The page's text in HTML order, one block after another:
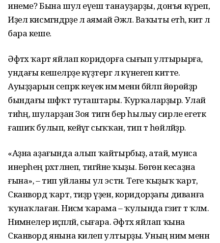
инеме? Бына шул еүеш танауҙарҙы, донъя күреп,
Иҙел кисмәгәндәрҙе лә аямай Әжәл. Ваҡыты етһә, китә лә
бара кеше.
Әфтәх ҡарт яйлап коридорға сығып ултырырға,
ундағы кешеләрҙе күҙәтергә лә күнегеп китте.
Ауыҙҙарын сепрәк кеүек нәмә менән бәйләп йөрөйҙәр
бындағы шәфҡәт туташтары. Ҡурҡаларҙыр. Улай
тиһәң, шуларҙан Зоя тигән бер һылыу сирле егеткә
ғашиҡ булып, кейәүгә сыҡҡан, тип тә һөйләйҙәр.
«Аҙна аҙағында алып ҡайтырбыҙ, атай, мунса
инерһең рәхәтләнеп, тигәйне ҡыҙы. Бөгөн кесаҙна
ғына», – тип уйланы ул эстән. Теге ҡыҙыҡ ҡарт,
Сканворд ҡарт, тиҙәр үҙен, коридорҙағы диванға
ҡунаҡлаған. Нисәмә ҡарама – ҡулында гәзит тә ҡәләм.
Нимәнелер иҫәпләй, сығара. Әфтәх яйлап ҡына
Сканворд янына килеп ултырҙы. Уның нимә менән